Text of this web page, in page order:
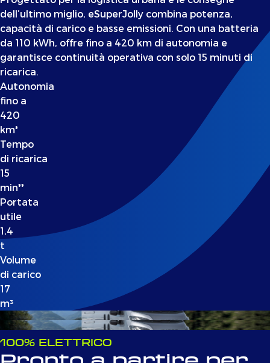
dell’ultimo miglio, eSuperJolly combina potenza,
capacità di carico e basse emissioni. Con una batteria
da 110 kWh, offre fino a 420 km di autonomia e
garantisce continuità operativa con solo 15 minuti di
ricarica.
Autonomia
fino a
420
km*
Tempo
di ricarica
15
min**
Portata
utile
1,4
t
Volume
di carico
17
m³
100% ELETTRICO